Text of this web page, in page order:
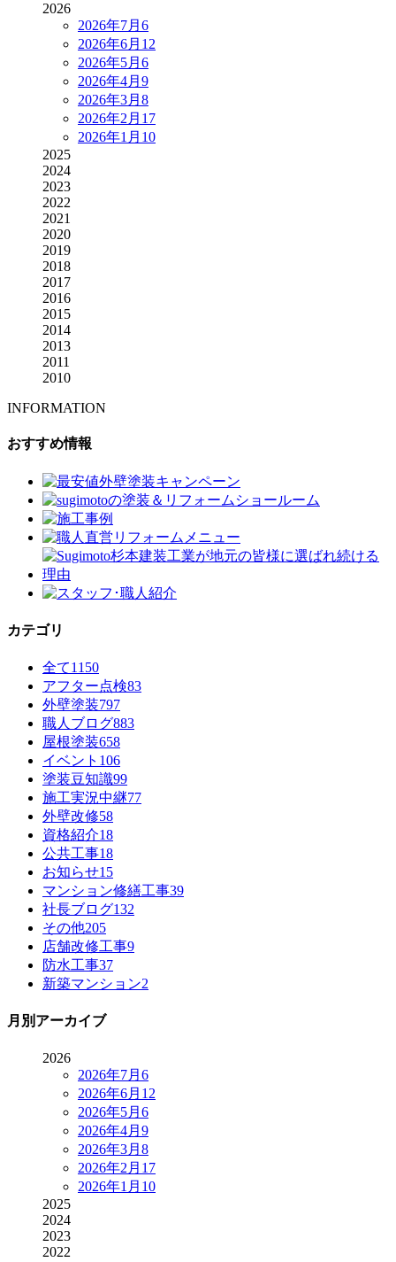
2026
2026年7月 6
2026年6月 12
2026年5月 6
2026年4月 9
2026年3月 8
2026年2月 17
2026年1月 10
2025
2024
2023
2022
2021
2020
2019
2018
2017
2016
2015
2014
2013
2011
2010
INFORMATION
おすすめ情報
カテゴリ
全て1150
アフター点検83
外壁塗装797
職人ブログ883
屋根塗装658
イベント 106
塗装豆知識99
施工実況中継77
外壁改修58
資格紹介18
公共工事18
お知らせ15
マンション修繕工事39
社長ブログ132
その他205
店舗改修工事9
防水工事37
新築マンション2
月別アーカイブ
2026
2026年7月 6
2026年6月 12
2026年5月 6
2026年4月 9
2026年3月 8
2026年2月 17
2026年1月 10
2025
2024
2023
2022